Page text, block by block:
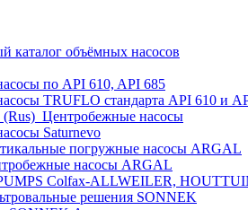
каталог объёмных насосов
по API 610, API 685
TRUFLO стандарта API 610 и
(Rus)_Центробежные насосы
Saturnevo
погружные насосы ARGAL
насосы ARGAL
Colfax-ALLWEILER,
решения SONNEK